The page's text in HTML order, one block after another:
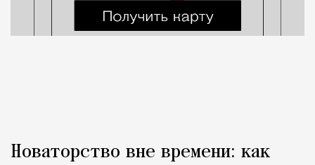
Новаторство вне времени: как